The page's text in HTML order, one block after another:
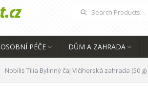
OSOBNÍ PÉČE DŮM A ZAHRADA
Nobilis Tilia Bylinný čaj Vlčihorská zahrada (50